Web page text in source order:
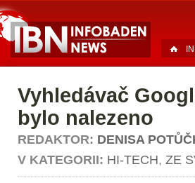
Vyhledávač
bylo nalezeno
REDAKTOR: DENISA
V KATEGORII: HI-TECH, ZE